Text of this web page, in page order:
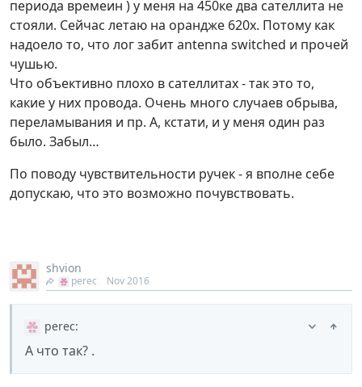
периода времеин ) у меня на 450ке два сателлита не
стояли. Сейчас летаю на орандже 620х. Потому как
надоело то, что лог забит antenna switched и прочей
чушью.
Что объективно плохо в сателлитах - так это то,
какие у них провода. Очень много случаев обрыва,
переламывания и пр. А, кстати, и у меня один раз
было. Забыл…
По поводу чувствительности ручек - я вполне себе
допускаю, что это возможно почувствовать.
shvion
perec Nov 2016
perec:
А что так? .